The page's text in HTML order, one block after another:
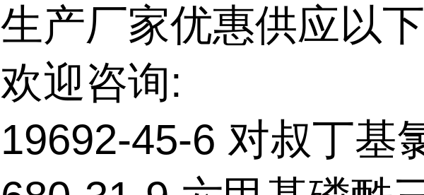
生产厂家优惠供应以
欢迎咨询:
19692-45-6 对叔丁基